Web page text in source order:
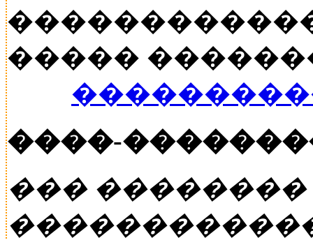
�����
����-
���